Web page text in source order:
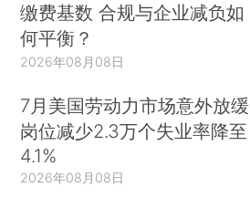
缴费基数 合规与企业减负如
何平衡？
2026年08月08日
7月美国劳动力市场意外放缓
岗位减少2.3万个失业率降至
4.1%
2026年08月08日